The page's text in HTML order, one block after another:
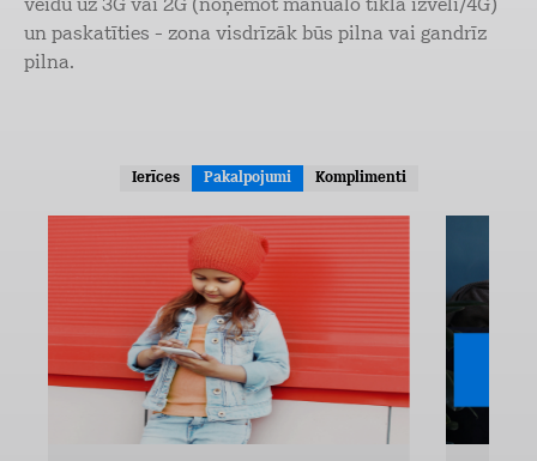
veidu uz 3G vai 2G (noņemot manuālo tīkla izvēli/4G)
un paskatīties - zona visdrīzāk būs pilna vai gandrīz
pilna.
Ierīces Pakalpojumi Komplimenti